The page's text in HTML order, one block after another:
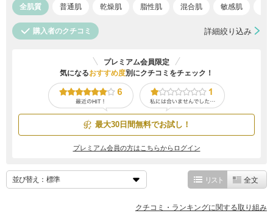
全肌質 普通肌 乾燥肌 脂性肌 混合肌 敏感肌
購入者のクチコミ 詳細絞り込み
プレミアム会員限定
気になるおすすめ度別にクチコミをチェック！
最大30日間無料でお試し！
プレミアム会員の方はこちらからログイン
並び替え： リスト 全文
クチコミ・ランキングに関する取り組み